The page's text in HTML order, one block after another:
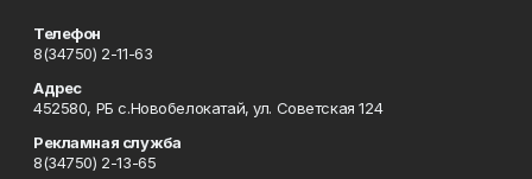
Телефон
8(34750) 2-11-63
Адрес
452580, РБ с.Новобелокатай, ул. Советская 124
Рекламная служба
8(34750) 2-13-65